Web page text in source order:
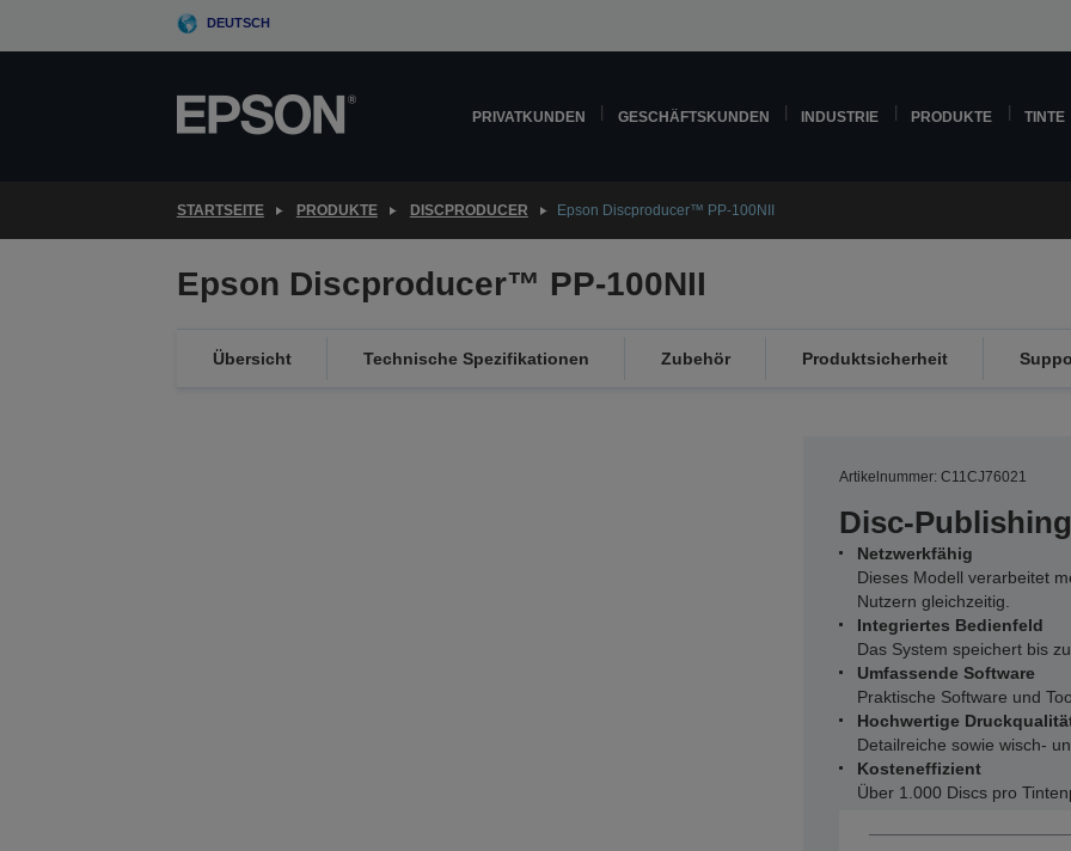
DEUTSCH
PRIVATKUNDEN GESCHÄFTSKUNDEN INDUSTRIE PRODUKTE TINTE
STARTSEITE PRODUKTE DISCPRODUCER Epson Discproducer™ PP-100NII
Epson Discproducer™ PP-100NII
Übersicht Technische Spezifikationen Zubehör Produktsicherheit
Artikelnummer: C11CJ76021
Disc-
Netzwerkfähig
Dieses Modell verarbeitet
Nutzern gleichzeitig.
Integriertes Bedienfeld
Das System speichert bis
Umfassende Software
Praktische Software und
Hochwertige
Detailreiche sowie wisch-
Kosteneffizient
Über 1.000 Discs pro